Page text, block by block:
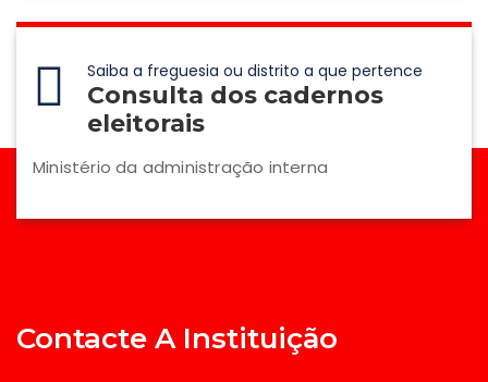
Saiba a freguesia ou distrito a que pertence
Consulta dos cadernos
eleitorais
Ministério da administração interna
Contacte A Instituição